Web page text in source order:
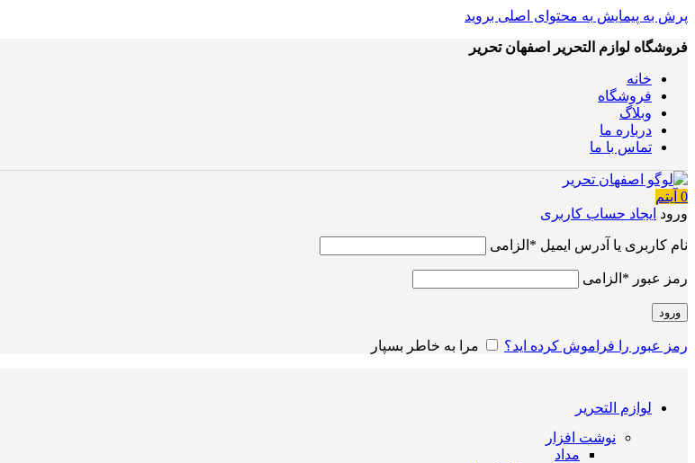
پرش به پیمایش به محتوای اصلی بروید
فروشگاه لوازم التحریر اصفهان تحریر
خانه
فروشگاه
وبلاگ
درباره ما
تماس با ما
0 آیتم
ورود ایجاد حساب کاربری
نام کاربری یا آدرس ایمیل * الزامی
رمز عبور * الزامی
ورود
رمز عبور را فراموش کرده اید؟ مرا به خاطر بسپار
لوازم التحریر
نوشت افزار
مداد